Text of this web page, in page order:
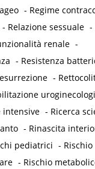
- Regime
- Relazione sessuale -
renale -
- Resistenza
-
intensive - Ricerca
- Rinascita
pediatrici -
- Rischio